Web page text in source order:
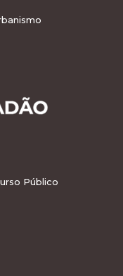
Público